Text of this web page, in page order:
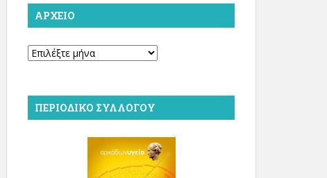
ΑΡΧΕΊΟ
Αρχείο
ΠΕΡΙΟΔΙΚΌ ΣΥΛΛΌΓΟΥ